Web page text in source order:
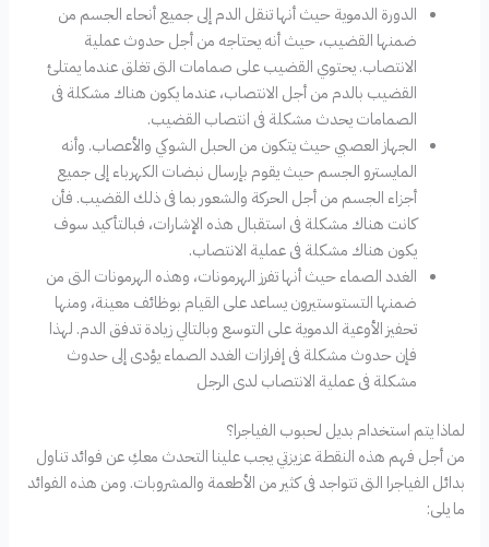
الدورة الدموية حيث أنها تنقل الدم إلى جميع أنحاء الجسم من
ضمنها القضيب، حيث أنه يحتاجه من أجل حدوث عملية
الانتصاب. يحتوي القضيب على صمامات التى تغلق عندما يمتلئ
القضيب بالدم من أجل الانتصاب، عندما يكون هناك مشكلة فى
الصمامات يحدث مشكلة فى انتصاب القضيب.
الجهاز العصبي حيث يتكون من الحبل الشوكي والأعصاب. وأنه
المايسترو الجسم حيث يقوم بإرسال نبضات الكهرباء إلى جميع
أجزاء الجسم من أجل الحركة والشعور بما فى ذلك القضيب. فأن
كانت هناك مشكلة فى استقبال هذه الإشارات، فبالتأكيد سوف
يكون هناك مشكلة فى عملية الانتصاب.
الغدد الصماء حيث أنها تفرز الهرمونات، وهذه الهرمونات التى من
ضمنها التستوستيرون يساعد على القيام بوظائف معينة، ومنها
تحفيز الأوعية الدموية على التوسع وبالتالي زيادة تدفق الدم. لهذا
فإن حدوث مشكلة فى إفرازات الغدد الصماء يؤدى إلى حدوث
مشكلة فى عملية الانتصاب لدى الرجل
لماذا يتم استخدام بديل لحبوب الفياجرا؟
من أجل فهم هذه النقطة عزيزتي يجب علينا التحدث معكِ عن فوائد تناول
بدائل الفياجرا التى تتواجد فى كثير من الأطعمة والمشروبات. ومن هذه الفوائد
ما يلى: